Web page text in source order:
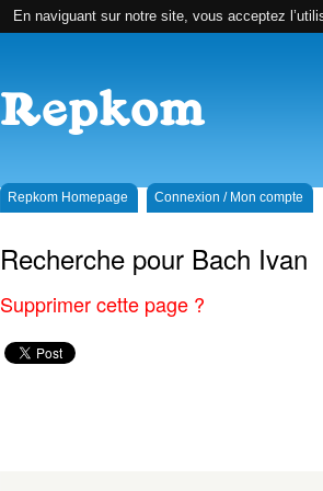
En naviguant sur notre site, vous acceptez
Repkom Homepage Connexion / Mon compte
Recherche pour Bach Ivan
Supprimer cette page ?